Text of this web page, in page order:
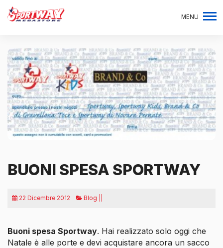
MENU
BUONI SPESA SPORTWAY
22 Dicembre 2012 Blog ||
Buoni spesa Sportway. Hai realizzato solo oggi che
Natale è alle porte e devi acquistare ancora un sacco